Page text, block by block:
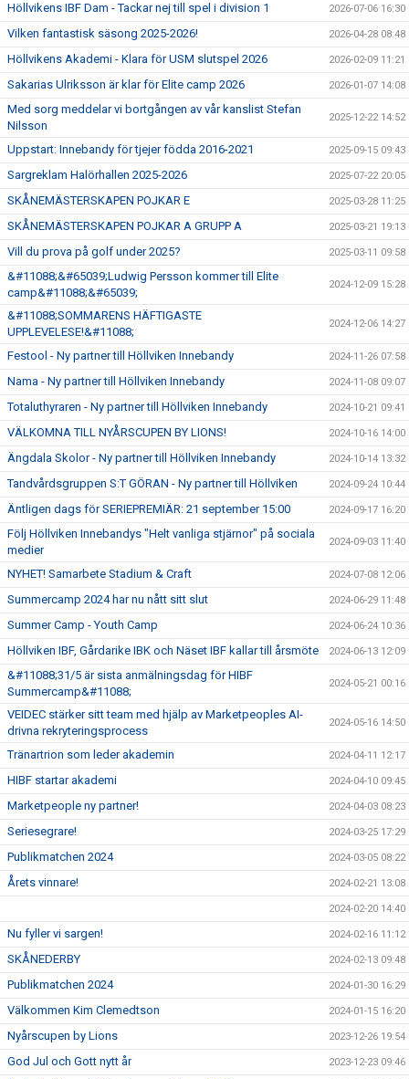
Höllvikens IBF Dam - Tackar nej till spel i division 1 2026-07-06 16:30
Vilken fantastisk säsong 2025-2026! 2026-04-28 08:48
Höllvikens Akademi - Klara för USM slutspel 2026 2026-02-09 11:21
Sakarias Ulriksson är klar för Elite camp 2026 2026-01-07 14:08
Med sorg meddelar vi bortgången av vår kanslist Stefan
Nilsson
2025-12-22 14:52
Uppstart: Innebandy för tjejer födda 2016-2021 2025-09-15 09:43
Sargreklam Halörhallen 2025-2026 2025-07-22 20:05
SKÅNEMÄSTERSKAPEN POJKAR E 2025-03-28 11:25
SKÅNEMÄSTERSKAPEN POJKAR A GRUPP A 2025-03-21 19:13
Vill du prova på golf under 2025? 2025-03-11 09:58
&#11088;&#65039;Ludwig Persson kommer till Elite
camp&#11088;&#65039;
2024-12-09 15:28
&#11088;SOMMARENS HÄFTIGASTE
UPPLEVELESE!&#11088;
2024-12-06 14:27
Festool - Ny partner till Höllviken Innebandy 2024-11-26 07:58
Nama - Ny partner till Höllviken Innebandy 2024-11-08 09:07
Totaluthyraren - Ny partner till Höllviken Innebandy 2024-10-21 09:41
VÄLKOMNA TILL NYÅRSCUPEN BY LIONS! 2024-10-16 14:00
Ängdala Skolor - Ny partner till Höllviken Innebandy 2024-10-14 13:32
Tandvårdsgruppen S:T GÖRAN - Ny partner till Höllviken 2024-09-24 10:44
Äntligen dags för SERIEPREMIÄR: 21 september 15:00 2024-09-17 16:20
Följ Höllviken Innebandys "Helt vanliga stjärnor" på sociala
medier
2024-09-03 11:40
NYHET! Samarbete Stadium & Craft 2024-07-08 12:06
Summercamp 2024 har nu nått sitt slut 2024-06-29 11:48
Summer Camp - Youth Camp 2024-06-24 10:36
Höllviken IBF, Gårdarike IBK och Näset IBF kallar till årsmöte 2024-06-13 12:09
&#11088;31/5 är sista anmälningsdag för HIBF
Summercamp&#11088;
2024-05-21 00:16
VEIDEC stärker sitt team med hjälp av Marketpeoples AI-
drivna rekryteringsprocess
2024-05-16 14:50
Tränartrion som leder akademin 2024-04-11 12:17
HIBF startar akademi 2024-04-10 09:45
Marketpeople ny partner! 2024-04-03 08:23
Seriesegrare! 2024-03-25 17:29
Publikmatchen 2024 2024-03-05 08:22
Årets vinnare! 2024-02-21 13:08
2024-02-20 14:40
Nu fyller vi sargen! 2024-02-16 11:12
SKÅNEDERBY 2024-02-13 09:48
Publikmatchen 2024 2024-01-30 16:29
Välkommen Kim Clemedtson 2024-01-15 16:20
Nyårscupen by Lions 2023-12-26 19:54
God Jul och Gott nytt år 2023-12-23 09:46